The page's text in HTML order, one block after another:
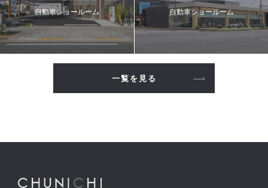
自動車ショールーム 自動車ショールーム
一覧を見る